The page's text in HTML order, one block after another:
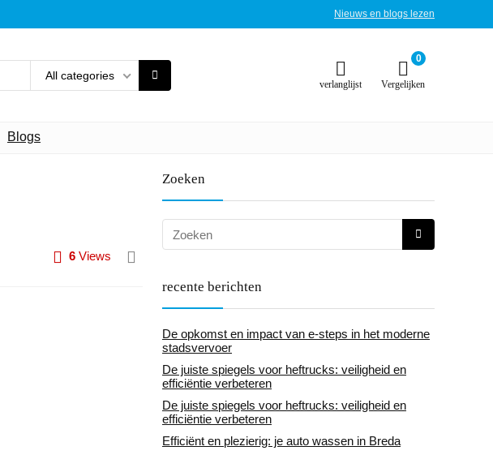
Nieuws en blogs lezen
All categories
verlanglijst
0
Vergelijken
Blogs
6 Views
Zoeken
recente berichten
De opkomst en impact van e-steps in het moderne
stadsvervoer
De juiste spiegels voor heftrucks: veiligheid en
efficiëntie verbeteren
De juiste spiegels voor heftrucks: veiligheid en
efficiëntie verbeteren
Efficiënt en plezierig: je auto wassen in Breda